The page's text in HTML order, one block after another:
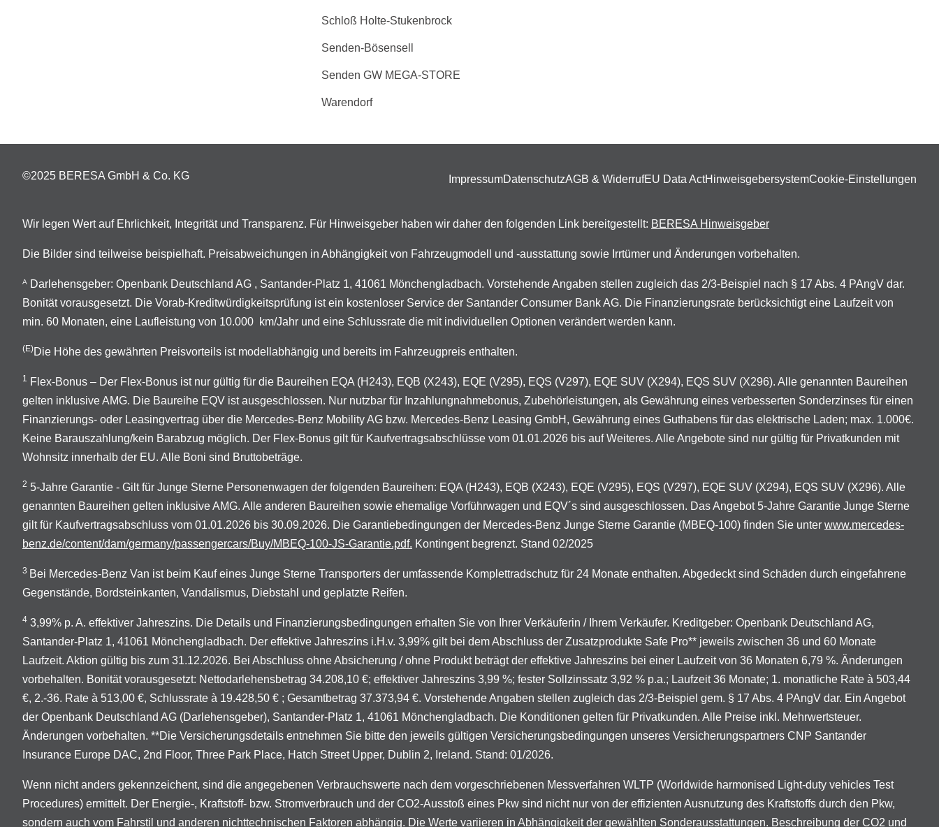
Schloß Holte-Stukenbrock
Senden-Bösensell
Senden GW MEGA-STORE
Warendorf
©2025 BERESA GmbH & Co. KG ImpressumDatenschutzAGB & WiderrufEU Data ActHinweisgebersystemCookie-Einstellungen
Wir legen Wert auf Ehrlichkeit, Integrität und Transparenz. Für Hinweisgeber haben wir daher den folgenden Link bereitgestellt: BERESA Hinweisgeber
Die Bilder sind teilweise beispielhaft. Preisabweichungen in Abhängigkeit von Fahrzeugmodell und -ausstattung sowie Irrtümer und Änderungen vorbehalten.
A
Darlehensgeber: Openbank Deutschland AG , Santander-Platz 1, 41061 Mönchengladbach. Vorstehende Angaben stellen zugleich das 2/3-Beispiel nach § 17 Abs. 4 PAngV dar.
Bonität vorausgesetzt. Die Vorab-Kreditwürdigkeitsprüfung ist ein kostenloser Service der Santander Consumer Bank AG. Die Finanzierungsrate berücksichtigt eine Laufzeit von
min. 60 Monaten, eine Laufleistung von 10.000 km/Jahr und eine Schlussrate die mit individuellen Optionen verändert werden kann.
(E)Die Höhe des gewährten Preisvorteils ist modellabhängig und bereits im Fahrzeugpreis enthalten.
1 Flex-Bonus – Der Flex-Bonus ist nur gültig für die Baureihen EQA (H243), EQB (X243), EQE (V295), EQS (V297), EQE SUV (X294), EQS SUV (X296). Alle genannten Baureihen
gelten inklusive AMG. Die Baureihe EQV ist ausgeschlossen. Nur nutzbar für Inzahlungnahmebonus, Zubehörleistungen, als Gewährung eines verbesserten Sonderzinses für einen
Finanzierungs- oder Leasingvertrag über die Mercedes-Benz Mobility AG bzw. Mercedes-Benz Leasing GmbH, Gewährung eines Guthabens für das elektrische Laden; max. 1.000€.
Keine Barauszahlung/kein Barabzug möglich. Der Flex-Bonus gilt für Kaufvertragsabschlüsse vom 01.01.2026 bis auf Weiteres. Alle Angebote sind nur gültig für Privatkunden mit
Wohnsitz innerhalb der EU. Alle Boni sind Bruttobeträge.
2 5-Jahre Garantie - Gilt für Junge Sterne Personenwagen der folgenden Baureihen: EQA (H243), EQB (X243), EQE (V295), EQS (V297), EQE SUV (X294), EQS SUV (X296). Alle
genannten Baureihen gelten inklusive AMG. Alle anderen Baureihen sowie ehemalige Vorführwagen und EQV´s sind ausgeschlossen. Das Angebot 5-Jahre Garantie Junge Sterne
gilt für Kaufvertragsabschluss vom 01.01.2026 bis 30.09.2026. Die Garantiebedingungen der Mercedes-Benz Junge Sterne Garantie (MBEQ-100) finden Sie unter www.mercedes-
benz.de/content/dam/germany/passengercars/Buy/MBEQ-100-JS-Garantie.pdf. Kontingent begrenzt. Stand 02/2025
3 Bei Mercedes-Benz Van ist beim Kauf eines Junge Sterne Transporters der umfassende Komplettradschutz für 24 Monate enthalten. Abgedeckt sind Schäden durch eingefahrene
Gegenstände, Bordsteinkanten, Vandalismus, Diebstahl und geplatzte Reifen.
4 3,99% p. A. effektiver Jahreszins. Die Details und Finanzierungsbedingungen erhalten Sie von Ihrer Verkäuferin / Ihrem Verkäufer. Kreditgeber: Openbank Deutschland AG,
Santander-Platz 1, 41061 Mönchengladbach. Der effektive Jahreszins i.H.v. 3,99% gilt bei dem Abschluss der Zusatzprodukte Safe Pro** jeweils zwischen 36 und 60 Monate
Laufzeit. Aktion gültig bis zum 31.12.2026. Bei Abschluss ohne Absicherung / ohne Produkt beträgt der effektive Jahreszins bei einer Laufzeit von 36 Monaten 6,79 %. Änderungen
vorbehalten. Bonität vorausgesetzt: Nettodarlehensbetrag 34.208,10 €; effektiver Jahreszins 3,99 %; fester Sollzinssatz 3,92 % p.a.; Laufzeit 36 Monate; 1. monatliche Rate à 503,44
€, 2.-36. Rate à 513,00 €, Schlussrate à 19.428,50 € ; Gesamtbetrag 37.373,94 €. Vorstehende Angaben stellen zugleich das 2/3-Beispiel gem. § 17 Abs. 4 PAngV dar. Ein Angebot
der Openbank Deutschland AG (Darlehensgeber), Santander-Platz 1, 41061 Mönchengladbach. Die Konditionen gelten für Privatkunden. Alle Preise inkl. Mehrwertsteuer.
Änderungen vorbehalten. **Die Versicherungsdetails entnehmen Sie bitte den jeweils gültigen Versicherungsbedingungen unseres Versicherungspartners CNP Santander
Insurance Europe DAC, 2nd Floor, Three Park Place, Hatch Street Upper, Dublin 2, Ireland. Stand: 01/2026.
Wenn nicht anders gekennzeichent, sind die angegebenen Verbrauchswerte nach dem vorgeschriebenen Messverfahren WLTP (Worldwide harmonised Light-duty vehicles Test
Procedures) ermittelt. Der Energie-, Kraftstoff- bzw. Stromverbrauch und der CO2-Ausstoß eines Pkw sind nicht nur von der effizienten Ausnutzung des Kraftstoffs durch den Pkw,
sondern auch vom Fahrstil und anderen nichttechnischen Faktoren abhängig. Die Werte variieren in Abhängigkeit der gewählten Sonderausstattungen. Beschreibung der CO2 und